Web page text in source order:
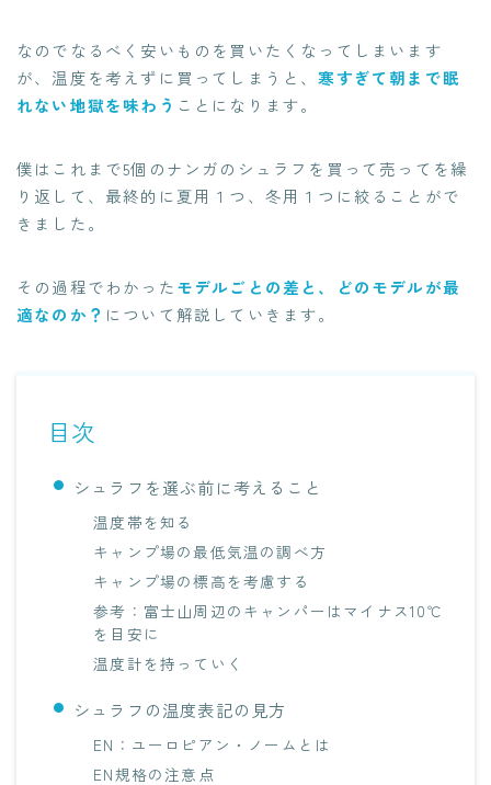
なのでなるべく安いものを買いたくなってしまいます
が、温度を考えずに買ってしまうと、寒すぎて朝まで眠
れない地獄を味わう ことになります。
僕はこれまで5個のナンガのシュラフを買って売ってを繰
り返して、最終的に夏用１つ、冬用１つに絞ることがで
きました。
その過程でわかったモデルごとの差と、どのモデルが最
適なのか？ について解説していきます。
目次
シュラフを選ぶ前に考えること
温度帯を知る
キャンプ場の最低気温の調べ方
キャンプ場の標高を考慮する
参考：富士山周辺のキャンパーはマイナス10℃
を目安に
温度計を持っていく
シュラフの温度表記の見方
EN：ユーロピアン・ノームとは
EN規格の注意点